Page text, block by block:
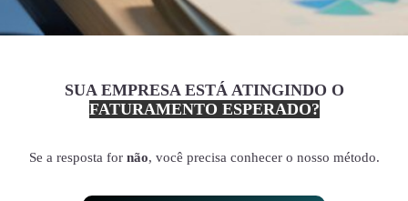
SUA EMPRESA ESTÁ ATINGINDO O
FATURAMENTO ESPERADO?
Se a resposta for não, você precisa conhecer o nosso método.